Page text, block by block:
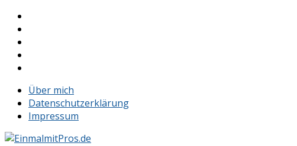
Über mich
Datenschutzerklärung
Impressum